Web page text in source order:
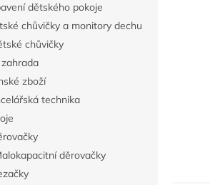
dětského pokoje
chůvičky a monitory dechu
chůvičky
zboží
technika
děrovačky